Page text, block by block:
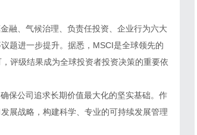
、气候治理、负责任投资、企业行为六大
题进一步提升。据悉，MSCI是全球领先的
评级结果成为全球投资者投资决策的重要依
公司追求长期价值最大化的坚实基础。作
展战略，构建科学、专业的可持续发展管理